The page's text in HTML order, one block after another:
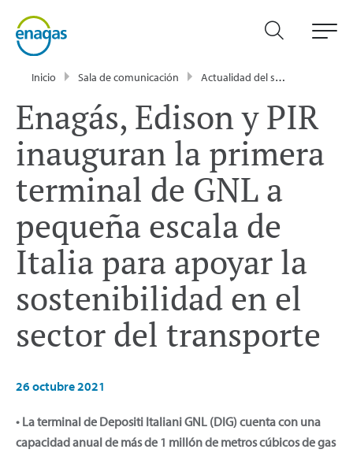
Inicio Sala de comunicación Actualidad del sector energético - Enagás
Enagás, Edison y PIR
inauguran la primera
terminal de GNL a
pequeña escala de
Italia para apoyar la
sostenibilidad en el
sector del transporte
26 octubre 2021
• La terminal de Depositi Italiani GNL (DIG) cuenta con una
capacidad anual de más de 1 millón de metros cúbicos de gas